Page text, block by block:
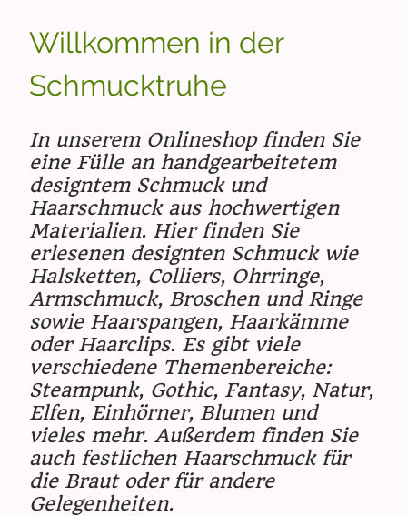
Willkommen in der
Schmucktruhe
In unserem Onlineshop finden Sie
eine Fülle an handgearbeitetem
designtem Schmuck und
Haarschmuck aus hochwertigen
Materialien. Hier finden Sie
erlesenen designten Schmuck wie
Halsketten, Colliers, Ohrringe,
Armschmuck, Broschen und Ringe
sowie Haarspangen, Haarkämme
oder Haarclips. Es gibt viele
verschiedene Themenbereiche:
Steampunk, Gothic, Fantasy, Natur,
Elfen, Einhörner, Blumen und
vieles mehr. Außerdem finden Sie
auch festlichen Haarschmuck für
die Braut oder für andere
Gelegenheiten.